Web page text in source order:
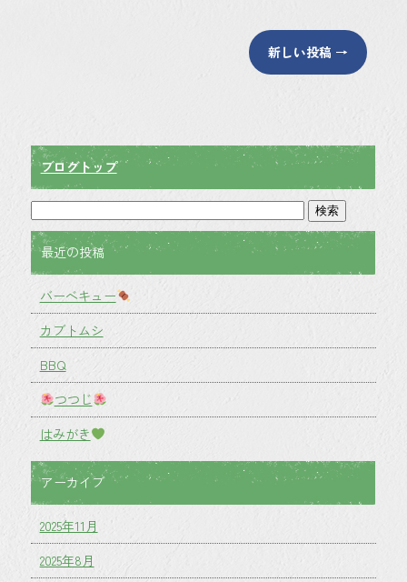
新しい投稿 →
ブログトップ
最近の投稿
バーベキュー
カブトムシ
BBQ
つつじ
はみがき
アーカイブ
2025年11月
2025年8月